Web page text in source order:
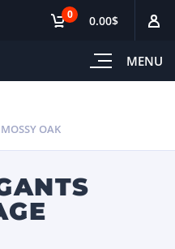
MENU
0 0.00$
OAK